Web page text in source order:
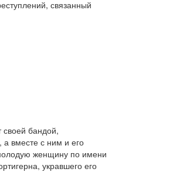
связанный
бандой,
вместе с ним и его
женщину по имени
укравшего его